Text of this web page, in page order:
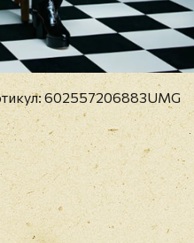
602557206883UMG